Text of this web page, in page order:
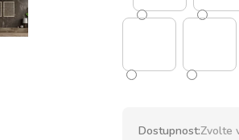
Dostupnost:Zvolte